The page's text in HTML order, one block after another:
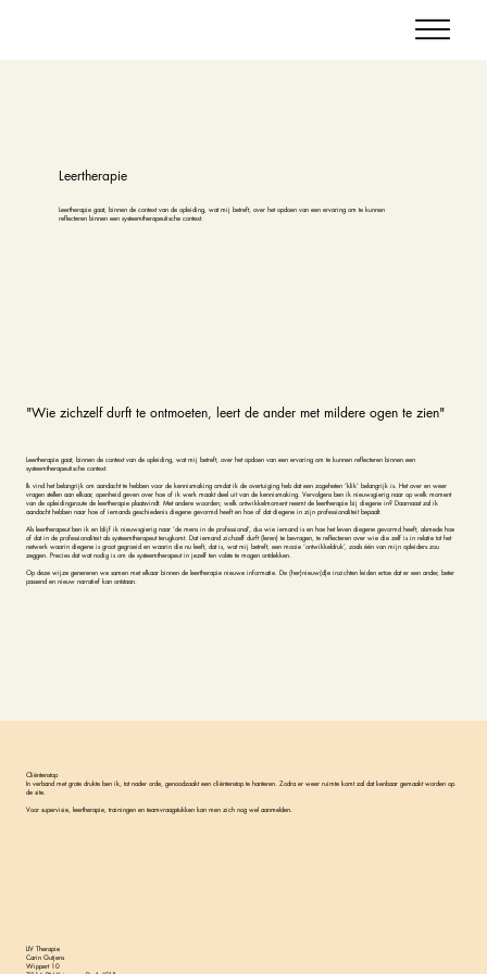
Leertherapie
Leertherapie gaat, binnen de context van de opleiding, wat mij betreft, over het opdoen van een ervaring om te kunnen
reflecteren binnen een systeemtherapeutische context.
"Wie zichzelf durft te ontmoeten, leert de ander met mildere ogen te zien"
Leertherapie gaat, binnen de context van de opleiding, wat mij betreft, over het opdoen van een ervaring om te kunnen reflecteren binnen een
systeemtherapeutische context.
Ik vind het belangrijk om aandacht te hebben voor de kennismaking omdat ik de overtuiging heb dat een zogeheten ‘klik’ belangrijk is. Het over en weer
vragen stellen aan elkaar, openheid geven over hoe of ik werk maakt deel uit van de kennismaking. Vervolgens ben ik nieuwsgierig naar op welk moment
van de opleidingsroute de leertherapie plaatsvindt. Met andere woorden; welk ontwikkelmoment neemt de leertherapie bij diegene in? Daarnaast zal ik
aandacht hebben naar hoe of iemands geschiedenis diegene gevormd heeft en hoe of dat diegene in zijn professionaliteit bepaalt.
Als leertherapeut ben ik en blijf ik nieuwsgierig naar ‘de mens in de professional’, dus wie iemand is en hoe het leven diegene gevormd heeft, alsmede hoe
of dat in de professionaliteit als systeemtherapeut terugkomt. Dat iemand zichzelf durft (leren) te bevragen, te reflecteren over wie die zelf is in relatie tot het
netwerk waarin diegene is groot gegroeid en waarin die nu leeft, dat is, wat mij betreft, een mooie ‘ontwikkeldruk’, zoals één van mijn opleiders zou
zeggen. Precies dat wat nodig is om de systeemtherapeut in jezelf ten volste te mogen ontdekken.
Op deze wijze genereren we samen met elkaar binnen de leertherapie nieuwe informatie. De (her)nieuw(d)e inzichten leiden ertoe dat er een ander, beter
passend en nieuw narratief kan ontstaan.
Cliëntenstop
In verband met grote drukte ben ik, tot nader orde, genoodzaakt een cliëntenstop te hanteren. Zodra er weer ruimte komt zal dat kenbaar gemaakt worden op
de site.
Voor supervisie, leertherapie, trainingen en teamvraagstukken kan men zich nog wel aanmelden.
LIV Therapie
Carin Gutjens
Wippert 10